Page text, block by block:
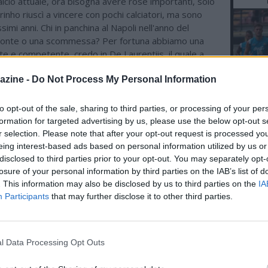
- Do Not Process My Personal Information
opt-out of the sale, sharing to third parties, or processing of your
for targeted advertising by us, please use the below opt-out
selection. Please note that after your opt-out request is processed
interest-based ads based on personal information utilized by us
to third parties prior to your opt-out. You may separately
of your personal information by third parties on the IAB’s list of
This information may also be disclosed by us to third parties on the
Participants that may further disclose it to other third parties.
Data Processing Opt Outs
riuscì a vincere con pochi calciatori, ma sono
anni. Chi in panchina al Napoli nell'anno del
o una scommessa? Per fortuna abbiamo una
e competente, credo in De Laurentiis, il quale a
costruire un Napoli forte e competitivo, vorrà fare
organizzare una bella festa, spero si ricordi
un po' di storia del club l'ho scritta anche io. Caos
e confusione totale nel calcio italiano? Non faccio più
calcio, ma trovo assurdo che si creino certe
si conoscono le difficoltà di alcune partite come il
complimenti a chi ha stilato il calendario".
del